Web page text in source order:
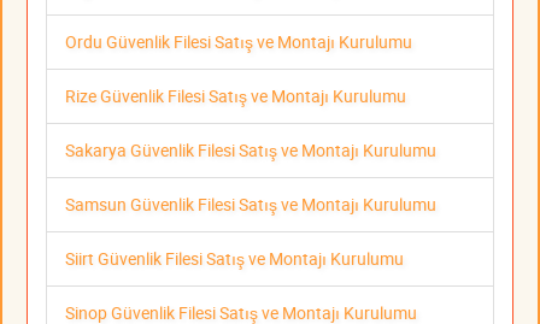
Ordu Güvenlik Filesi Satış ve Montajı Kurulumu
Rize Güvenlik Filesi Satış ve Montajı Kurulumu
Sakarya Güvenlik Filesi Satış ve Montajı Kurulumu
Samsun Güvenlik Filesi Satış ve Montajı Kurulumu
Siirt Güvenlik Filesi Satış ve Montajı Kurulumu
Sinop Güvenlik Filesi Satış ve Montajı Kurulumu